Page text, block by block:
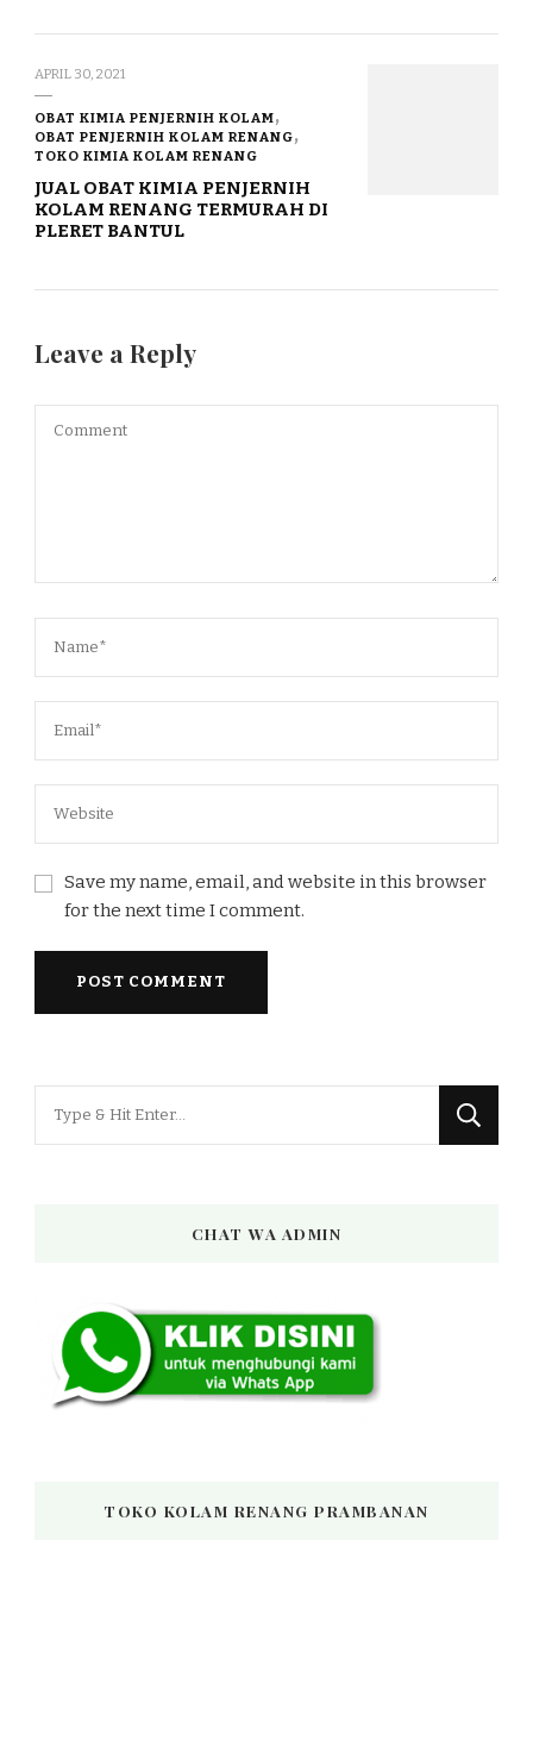
APRIL 30, 2021
OBAT KIMIA PENJERNIH KOLAM
OBAT PENJERNIH KOLAM RENANG
TOKO KIMIA KOLAM RENANG
JUAL OBAT KIMIA PENJERNIH
KOLAM RENANG TERMURAH DI
PLERET BANTUL
Leave a Reply
Save my name, email, and website in this browser
for the next time I comment.
CHAT WA ADMIN
TOKO KOLAM RENANG PRAMBANAN